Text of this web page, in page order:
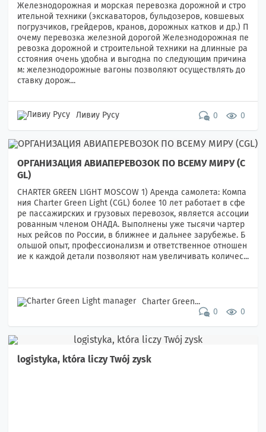
Железнодорожная и морская перевозка дорожной и стро
ительной техники (экскаваторов, бульдозеров, ковшевых
погрузчиков, грейдеров, кранов, дорожных катков и др.) П
очему перевозка железной дорогой Железнодорожная пе
ревозка дорожной и строительной техники на длинные ра
сстояния очень удобна и выгодна по следующим причина
м: железнодорожные вагоны позволяют осуществлять до
ставку дорож...
Ливиу Русу 0 0
ОРГАНИЗАЦИЯ АВИАПЕРЕВОЗОК ПО ВСЕМУ МИРУ (C
GL)
CHARTER GREEN LIGHT MOSCOW 1) Аренда самолета: Компа
ния Charter Green Light (CGL) более 10 лет работает в сфе
ре пассажирских и грузовых перевозок, является ассоции
рованным членом ОНАДА. Выполнены уже тысячи чартер
ных рейсов по России, в ближнее и дальнее зарубежье. Б
ольшой опыт, профессионализм и ответственное отношен
ие к каждой детали позволяют нам увеличивать количес...
Charter Green...
0
0
logistyka, która liczy Twój zysk